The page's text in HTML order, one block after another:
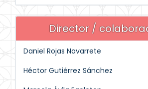
Director /
Daniel Rojas Navarrete
Héctor Gutiérrez Sánchez